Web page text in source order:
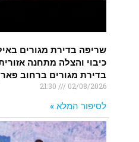
שריפה בדירת מגורים
כיבוי והצלה מתחנה
בדירת מגורים ברחוב פארן 616
02/08/2026
לסיפור המלא »